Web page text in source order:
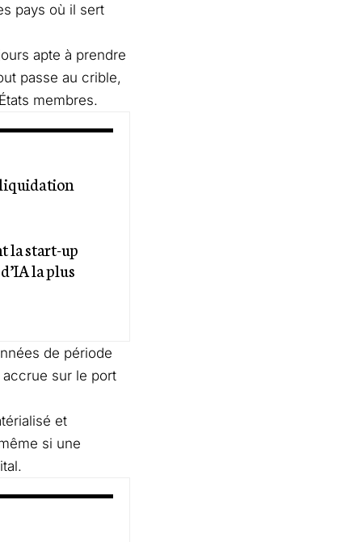
pays où il sert
apte à prendre
passe au crible,
membres.
liquidation
la start-up
la plus
de période
accrue sur le port
et
si une